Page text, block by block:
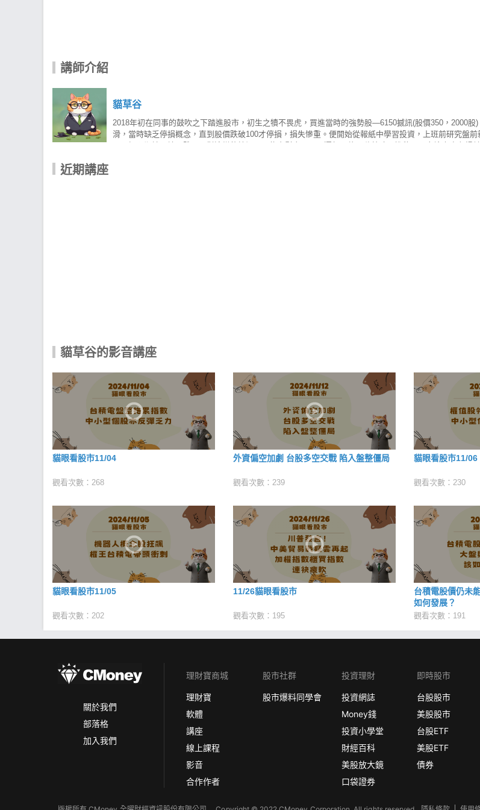
講師介紹
貓草谷
2018年初在同事的鼓吹之下踏進股市，初生之犢不畏虎，買進當時的強勢股—6150撼訊(股價350，2000
滑，當時缺乏停損概念，直到股價跌破100才停損，損失慘重。便開始從報紙中學習投資，上班前研究盤
是不如預期地開始下跌。面對這​樣的情況，只能安慰自己只是運氣不佳，隨著時間推移，再次檢查庫存
資策略，但始終僅能賺得蠅頭小利，有幸拜讀 Welles J. Wilder的亞當理論，其中一段話很受用「順著市
近期講座
貓草谷的影音講座
貓眼看股市11/04
觀看次數：268
外資偏空加劇 台股多空交戰 陷入盤整僵局
觀看次數：239
貓眼看股市11/06
觀看次數：230
貓眼看股市11/05
觀看次數：202
11/26貓眼看股市
觀看次數：195
台積電股價仍未
如何發展？
觀看次數：191
關於我們
部落格
加入我們
理財寶商城
理財寶
軟體
講座
線上課程
影音
合作作者
股市社群
股市爆料同學會
投資理財
投資網誌
Money錢
投資小學堂
財經百科
美股放大鏡
口袋證券
即時股市
台股股市
美股股市
台股ETF
美股ETF
債券